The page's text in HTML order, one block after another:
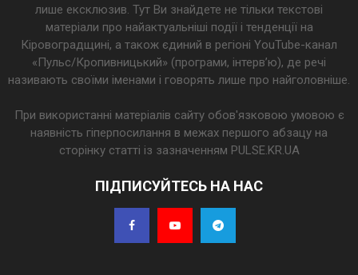
лише ексклюзив. Тут Ви знайдете не тільки текстові
матеріали про найактуальніші події і тенденції на
Кіровоградщині, а також єдиний в регіоні YouTube-канал
«Пульс/Кропивницький» (програми, інтерв’ю), де речі
називають своїми іменами і говорять лише про найголовніше.
При використанні матеріалів сайту обов'язковою умовою є
наявність гіперпосилання в межах першого абзацу на
сторінку статті із зазначенням PULSE.KR.UA
ПІДПИСУЙТЕСЬ НА НАС